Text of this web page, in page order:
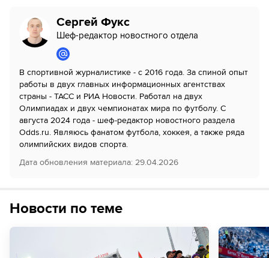
Сергей Фукс
Шеф-редактор новостного отдела
В спортивной журналистике - с 2016 года. За спиной опыт
работы в двух главных информационных агентствах
страны - ТАСС и РИА Новости. Работал на двух
Олимпиадах и двух чемпионатах мира по футболу. С
августа 2024 года - шеф-редактор новостного раздела
Odds.ru. Являюсь фанатом футбола, хоккея, а также ряда
олимпийских видов спорта.
Дата обновления материала: 29.04.2026
Новости по теме